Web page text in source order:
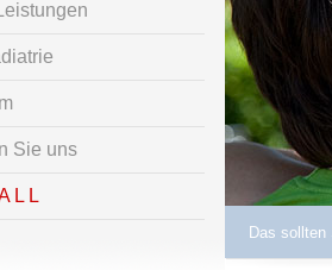
Sie uns
L L
Das sollten